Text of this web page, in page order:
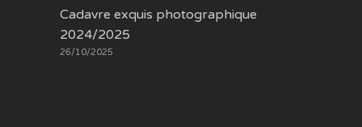
Cadavre exquis photographique
2024/2025
26/10/2025